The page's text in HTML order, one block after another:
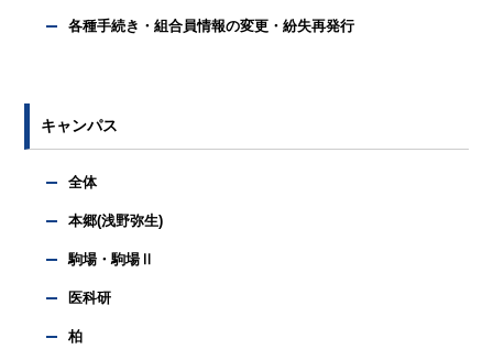
各種手続き・組合員情報の変更・紛失再発行
キャンパス
全体
本郷(浅野弥生)
駒場・駒場Ⅱ
医科研
柏